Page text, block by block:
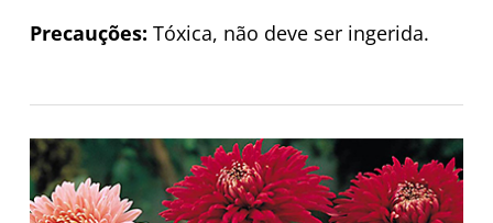
Precauções: Tóxica, não deve ser ingerida.